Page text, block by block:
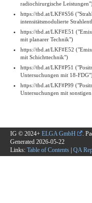
radiochirurgische
https://tbd.at/LKF#S56
intensitätsmodulierte
https://tbd.at/LKF#E51
mit planarer Technik")
https://tbd.at/LKF#E52
mit Schichttechnik")
https://tbd.at/LKF#P51
Untersuchungen mit 18-
https://tbd.at/LKF#P99
Untersuchungen mit
IG © 2024+ ELGA GmbH .
Generated 2026-05-22
Links: Table of Contents QA